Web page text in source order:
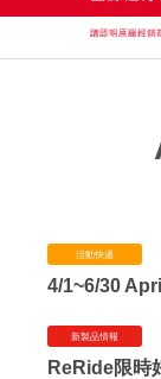
活動快遞
4/1~6/30
新製品情報
ReRide限時